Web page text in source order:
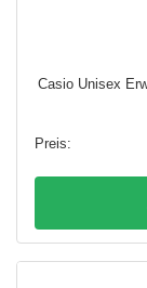
Casio Unisex